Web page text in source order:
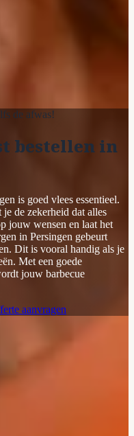
de afwas!
bestellen in
is goed vlees essentieel.
de zekerheid dat alles
jouw wensen en laat het
in Persingen gebeurt
Dit is vooral handig als je
Met een goede
jouw barbecue
aanvragen